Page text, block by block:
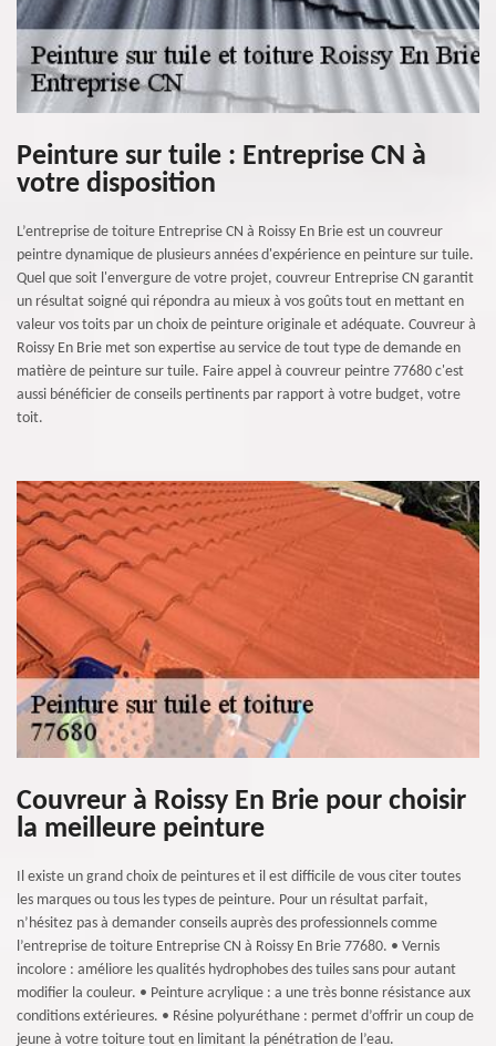
Peinture sur tuile : Entreprise CN à
votre disposition
L’entreprise de toiture Entreprise CN à Roissy En Brie est un couvreur
peintre dynamique de plusieurs années d'expérience en peinture sur tuile.
Quel que soit l'envergure de votre projet, couvreur Entreprise CN garantit
un résultat soigné qui répondra au mieux à vos goûts tout en mettant en
valeur vos toits par un choix de peinture originale et adéquate. Couvreur à
Roissy En Brie met son expertise au service de tout type de demande en
matière de peinture sur tuile. Faire appel à couvreur peintre 77680 c'est
aussi bénéficier de conseils pertinents par rapport à votre budget, votre
toit.
Couvreur à Roissy En Brie pour choisir
la meilleure peinture
Il existe un grand choix de peintures et il est difficile de vous citer toutes
les marques ou tous les types de peinture. Pour un résultat parfait,
n’hésitez pas à demander conseils auprès des professionnels comme
l’entreprise de toiture Entreprise CN à Roissy En Brie 77680. • Vernis
incolore : améliore les qualités hydrophobes des tuiles sans pour autant
modifier la couleur. • Peinture acrylique : a une très bonne résistance aux
conditions extérieures. • Résine polyuréthane : permet d’offrir un coup de
jeune à votre toiture tout en limitant la pénétration de l’eau.